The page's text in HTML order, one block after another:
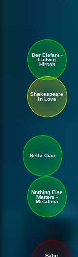
Der Elefant -
Ludwig
Hirsch
Shakespeare
in Love
Bella Ciao
Nothing Else
Matters -
Metallica
Bahn